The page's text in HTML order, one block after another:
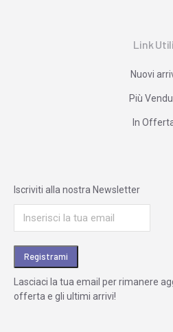
Link Utili
Nuovi
Più
In
Iscriviti alla nostra Newsletter
Lasciaci la tua email per rimanere
offerta e gli ultimi arrivi!